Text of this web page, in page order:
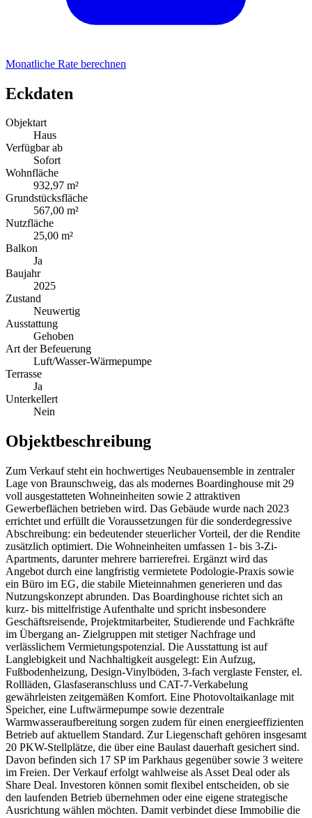
Monatliche Rate berechnen
Eckdaten
Objektart
Haus
Verfügbar ab
Sofort
Wohnfläche
932,97 m²
Grundstücksfläche
567,00 m²
Nutzfläche
25,00 m²
Balkon
Ja
Baujahr
2025
Zustand
Neuwertig
Ausstattung
Gehoben
Art der Befeuerung
Luft/Wasser-Wärmepumpe
Terrasse
Ja
Unterkellert
Nein
Objektbeschreibung
Zum Verkauf steht ein hochwertiges Neubauensemble in zentraler
Lage von Braunschweig, das als modernes Boardinghouse mit 29
voll ausgestatteten Wohneinheiten sowie 2 attraktiven
Gewerbeflächen betrieben wird. Das Gebäude wurde nach 2023
errichtet und erfüllt die Voraussetzungen für die sonderdegressive
Abschreibung: ein bedeutender steuerlicher Vorteil, der die Rendite
zusätzlich optimiert. Die Wohneinheiten umfassen 1- bis 3-Zi-
Apartments, darunter mehrere barrierefrei. Ergänzt wird das
Angebot durch eine langfristig vermietete Podologie-Praxis sowie
ein Büro im EG, die stabile Mieteinnahmen generieren und das
Nutzungskonzept abrunden. Das Boardinghouse richtet sich an
kurz- bis mittelfristige Aufenthalte und spricht insbesondere
Geschäftsreisende, Projektmitarbeiter, Studierende und Fachkräfte
im Übergang an- Zielgruppen mit stetiger Nachfrage und
verlässlichem Vermietungspotenzial. Die Ausstattung ist auf
Langlebigkeit und Nachhaltigkeit ausgelegt: Ein Aufzug,
Fußbodenheizung, Design-Vinylböden, 3-fach verglaste Fenster, el.
Rollläden, Glasfaseranschluss und CAT-7-Verkabelung
gewährleisten zeitgemäßen Komfort. Eine Photovoltaikanlage mit
Speicher, eine Luftwärmepumpe sowie dezentrale
Warmwasseraufbereitung sorgen zudem für einen energieeffizienten
Betrieb auf aktuellem Standard. Zur Liegenschaft gehören insgesamt
20 PKW-Stellplätze, die über eine Baulast dauerhaft gesichert sind.
Davon befinden sich 17 SP im Parkhaus gegenüber sowie 3 weitere
im Freien. Der Verkauf erfolgt wahlweise als Asset Deal oder als
Share Deal. Investoren können somit flexibel entscheiden, ob sie
den laufenden Betrieb übernehmen oder eine eigene strategische
Ausrichtung wählen möchten. Damit verbindet diese Immobilie die